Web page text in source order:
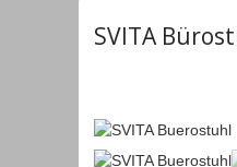
SVITA